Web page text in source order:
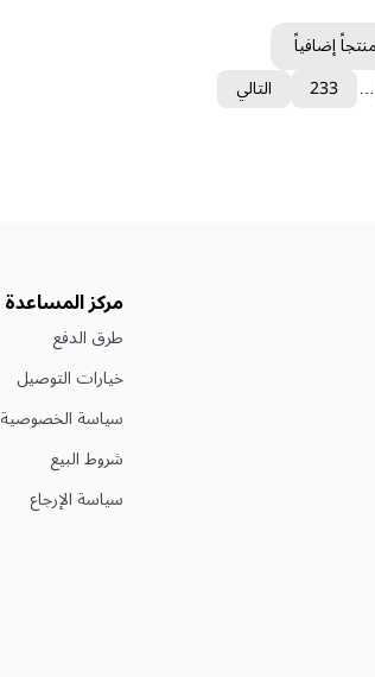
…
233 التالي
مركز المساعدة
طرق الدفع
خيارات التوصيل
سياسة الخصوصية
شروط البيع
سياسة الإرجاع